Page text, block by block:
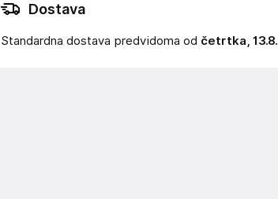
Dostava
Standardna dostava predvidoma od četrtka, 13.8.